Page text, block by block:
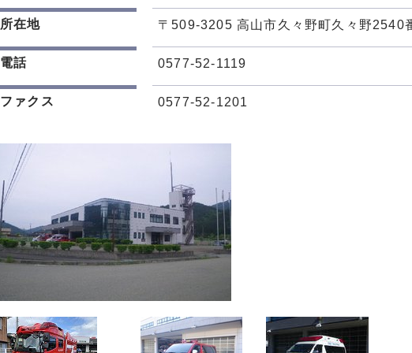
所在地 〒509-3205 高山市久々野町久々野2540
電話 0577-52-1119
ファクス 0577-52-1201